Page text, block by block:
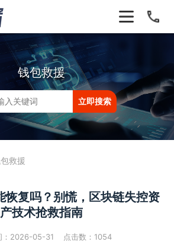
钱包救援
救援
恢复吗？别慌，区块链失控资
产技术抢救指南
：2026-05-31 点击数： 1054